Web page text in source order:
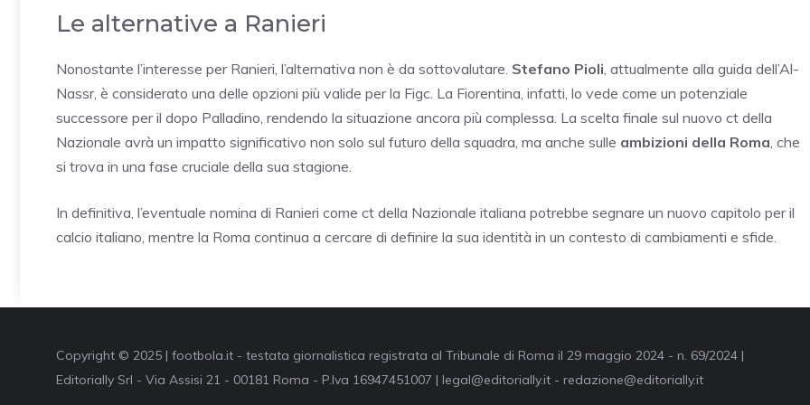
Le alternative a Ranieri
Nonostante l’interesse per Ranieri, l’alternativa non è da sottovalutare. Stefano Pioli , attualmente alla guida dell’Al-
Nassr, è considerato una delle opzioni più valide per la Figc. La Fiorentina, infatti, lo vede come un potenziale
successore per il dopo Palladino, rendendo la situazione ancora più complessa. La scelta finale sul nuovo ct della
Nazionale avrà un impatto significativo non solo sul futuro della squadra, ma anche sulle ambizioni della Roma , che
si trova in una fase cruciale della sua stagione.
In definitiva, l’eventuale nomina di Ranieri come ct della Nazionale italiana potrebbe segnare un nuovo capitolo per il
calcio italiano, mentre la Roma continua a cercare di definire la sua identità in un contesto di cambiamenti e sfide.
Copyright © 2025 | footbola.it - testata giornalistica registrata al Tribunale di Roma il 29 maggio 2024 - n. 69/2024 |
Editorially Srl - Via Assisi 21 - 00181 Roma - P.Iva 16947451007 | legal@editorially.it - redazione@editorially.it